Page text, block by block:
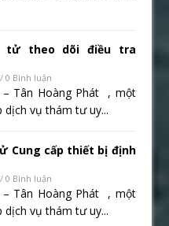
tử theo dõi điều tra
0 Bình luận
Tân Hoàng Phát , một
dịch vụ thám tư uy...
Cung cấp thiết bị định
0 Bình luận
Tân Hoàng Phát , một
dịch vụ thám tư uy...